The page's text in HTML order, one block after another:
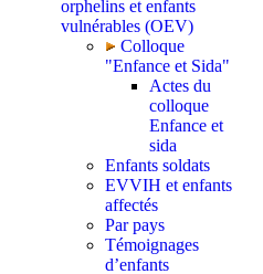
orphelins et enfants
vulnérables (OEV)
Colloque
"Enfance et Sida"
Actes du
colloque
Enfance et
sida
Enfants soldats
EVVIH et enfants
affectés
Par pays
Témoignages
d’enfants